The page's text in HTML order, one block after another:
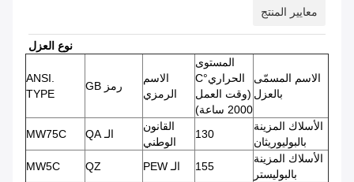
معايير المنتج
نوع العزل
الاسم المسمّى
بالعزل
المستوى
الحراري°C
(وقت العمل
2000 ساعة)
الاسم
الرمزي
رمز GB
ANSI.
TYPE
الأسلاك المزينة
بالبوليوريثان
130
القانون
الوطني
الـ QA
MW75C
الأسلاك المزينة
بالبوليستر
155 الـ PEW QZ
MW5C